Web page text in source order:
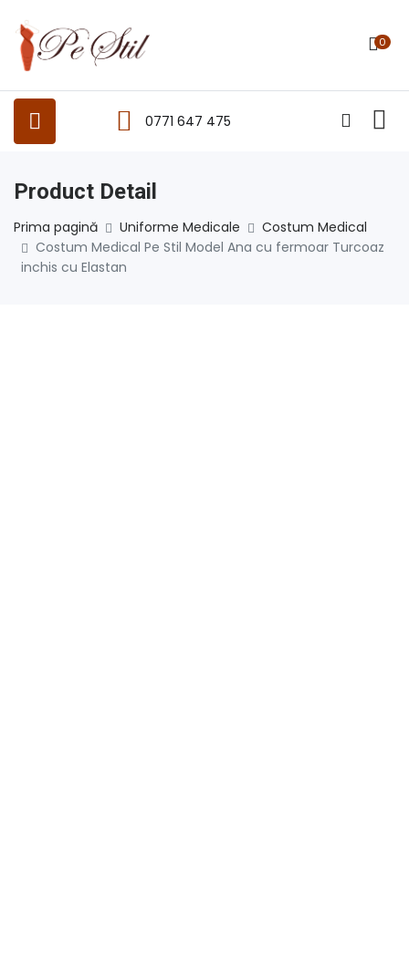
0
0771 647 475
Product Detail
Prima pagină Uniforme Medicale
Costum Medical
Costum Medical Pe Stil Model Ana cu fermoar Turcoaz
inchis cu Elastan